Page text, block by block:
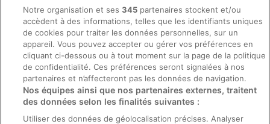
Rushi
16 août 2025
Les points forts : Propreté, personnel et service, infrastructures
et conditions de l’hébergement et confort de la chambre
Traduire avec Google
Very cozy and clean resort ideal for family large and
small
Séjour de 4 nuits en août 2025
0
Notre organisation et ses345 partenaires stockent et/ou
accèdent à des informations, telles que les identifiants uniques
de cookies pour traiter les données personnelles, sur un
appareil. Vous pouvez accepter ou gérer vos préférences en
cliquant ci-dessous ou à tout moment sur la page de la politique
de confidentialité. Ces préférences seront signalées à nos
partenaires et n’affecteront pas les données de navigation.
Nos équipes ainsi que nos partenaires externes, traitent
des données selon les finalités suivantes :
Utiliser des données de géolocalisation précises. Analyser